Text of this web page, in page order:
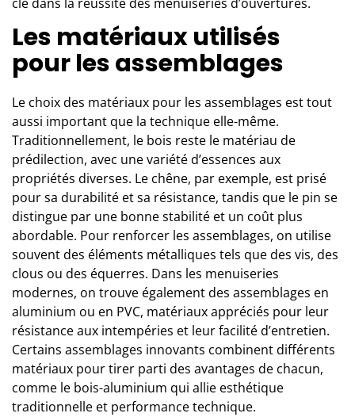
clé dans la réussite des menuiseries d’ouvertures.
Les matériaux utilisés
pour les assemblages
Le choix des matériaux pour les assemblages est tout
aussi important que la technique elle-même.
Traditionnellement, le bois reste le matériau de
prédilection, avec une variété d’essences aux
propriétés diverses. Le chêne, par exemple, est prisé
pour sa durabilité et sa résistance, tandis que le pin se
distingue par une bonne stabilité et un coût plus
abordable. Pour renforcer les assemblages, on utilise
souvent des éléments métalliques tels que des vis, des
clous ou des équerres. Dans les menuiseries
modernes, on trouve également des assemblages en
aluminium ou en PVC, matériaux appréciés pour leur
résistance aux intempéries et leur facilité d’entretien.
Certains assemblages innovants combinent différents
matériaux pour tirer parti des avantages de chacun,
comme le bois-aluminium qui allie esthétique
traditionnelle et performance technique.